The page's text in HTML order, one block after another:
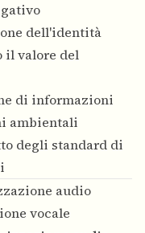
dell'identità
il valore del
di informazioni
ambientali
degli standard di
audio
vocale